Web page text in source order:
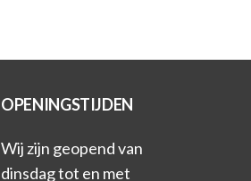
OPENINGSTIJDEN
Wij zijn geopend van
dinsdag tot en met